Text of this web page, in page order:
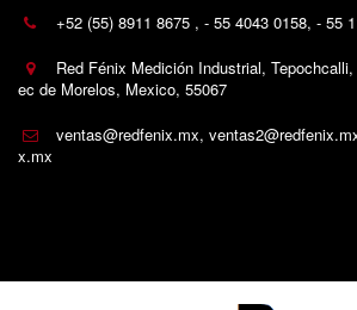
+52 (55) 8911 8675 , - 55 4043 0158, - 55
Red Fénix Medición Industrial, Tepochcalli,
ec de Morelos, Mexico, 55067
ventas@redfenix.mx,
x.mx